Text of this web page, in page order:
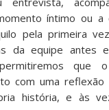
íntimo ou a
pela primeira
da equipe antes
que
com uma reflexão
história, e às